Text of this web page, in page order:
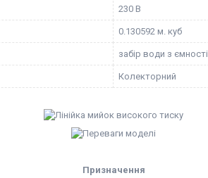
230 В
0.130592 м. куб
забір води з ємності
Колекторний
Призначення